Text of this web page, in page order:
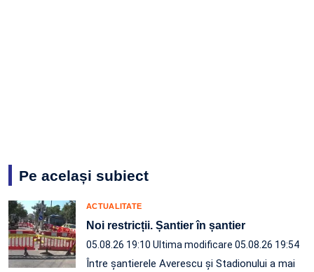
Pe același subiect
ACTUALITATE
Noi restricții. Șantier în șantier
05.08.26 19:10 Ultima modificare 05.08.26 19:54
Între șantierele Averescu și Stadionului a mai